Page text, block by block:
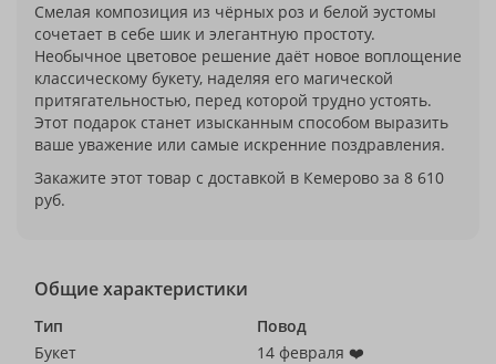
Смелая композиция из чёрных роз и белой эустомы
сочетает в себе шик и элегантную простоту.
Необычное цветовое решение даёт новое воплощение
классическому букету, наделяя его магической
притягательностью, перед которой трудно устоять.
Этот подарок станет изысканным способом выразить
ваше уважение или самые искренние поздравления.
Закажите этот товар с доставкой в Кемерово за 8 610
руб.
Общие характеристики
Тип
Букет
Повод
14 февраля ❤️